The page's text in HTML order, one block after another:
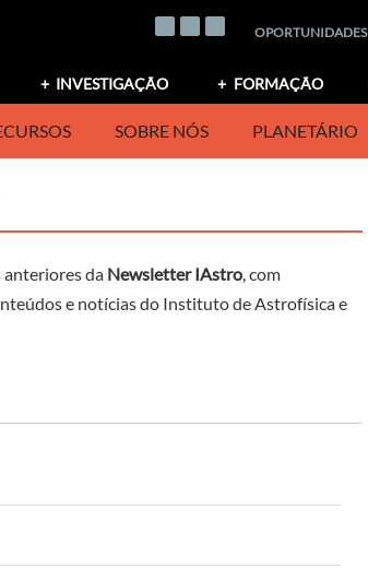
OPORTUNIDADES
INVESTIGAÇÃO FORMAÇÃO
SOBRE NÓS PLANETÁRIO
anteriores da Newsletter IAstro, com
e notícias do Instituto de Astrofísica e